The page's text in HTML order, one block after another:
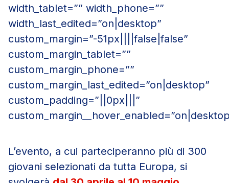
width_tablet=”” width_phone=””
width_last_edited=”on|desktop”
custom_margin=”-51px||||false|false”
custom_margin_tablet=””
custom_margin_phone=””
custom_margin_last_edited=”on|desktop”
custom_padding=”||0px|||”
L’evento, a cui parteciperanno più di 300
giovani selezionati da tutta Europa, si